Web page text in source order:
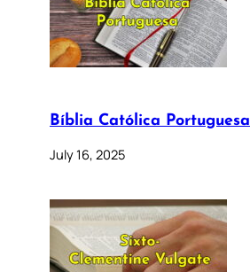
Bíblia Católica Portuguesa
July 16, 2025